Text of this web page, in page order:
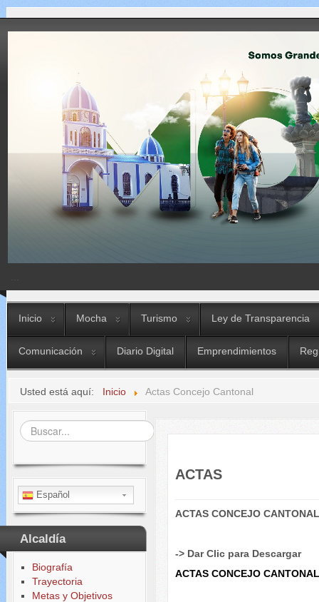
Inicio Mocha Turismo Ley de Transparencia
Comunicación Diario Digital Emprendimientos
Usted está aquí: Inicio Actas Concejo Cantonal
Buscar...
Español
Alcaldía
Biografía
Trayectoria
Metas y Objetivos
ACTAS
ACTAS CONCEJO
-> Dar Clic para Descargar
ACTAS CONCEJO